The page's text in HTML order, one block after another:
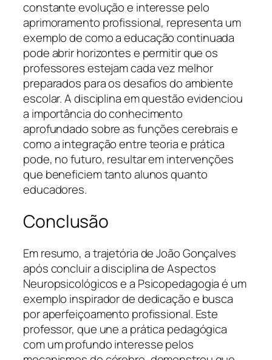
constante evolução e interesse pelo
aprimoramento profissional, representa um
exemplo de como a educação continuada
pode abrir horizontes e permitir que os
professores estejam cada vez melhor
preparados para os desafios do ambiente
escolar. A disciplina em questão evidenciou
a importância do conhecimento
aprofundado sobre as funções cerebrais e
como a integração entre teoria e prática
pode, no futuro, resultar em intervenções
que beneficiem tanto alunos quanto
educadores.
Conclusão
Em resumo, a trajetória de João Gonçalves
após concluir a disciplina de Aspectos
Neuropsicológicos e a Psicopedagogia é um
exemplo inspirador de dedicação e busca
por aperfeiçoamento profissional. Este
professor, que une a prática pedagógica
com um profundo interesse pelos